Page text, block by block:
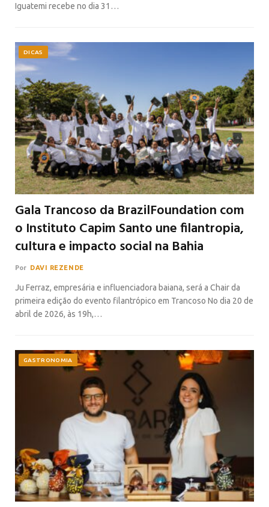
Iguatemi recebe no dia 31…
DICAS
Gala Trancoso da BrazilFoundation com
o Instituto Capim Santo une filantropia,
cultura e impacto social na Bahia
Por DAVI REZENDE
Ju Ferraz, empresária e influenciadora baiana, será a Chair da
primeira edição do evento filantrópico em Trancoso No dia 20 de
abril de 2026, às 19h,…
GASTRONOMIA